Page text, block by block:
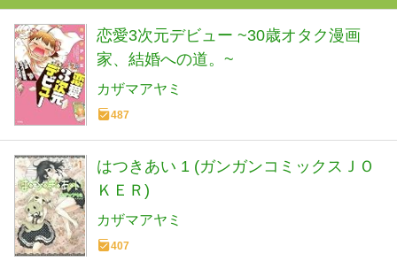
恋愛3次元デビュー ~30歳オタク漫画
家、結婚への道。~
カザマアヤミ
487
はつきあい 1 (ガンガンコミックスＪＯ
ＫＥＲ)
カザマアヤミ
407